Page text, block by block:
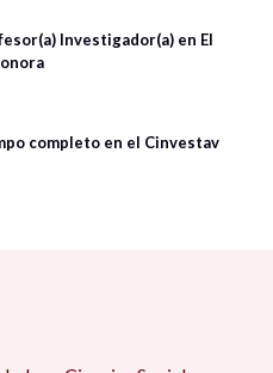
Investigador(a) en El
completo en el Cinvestav